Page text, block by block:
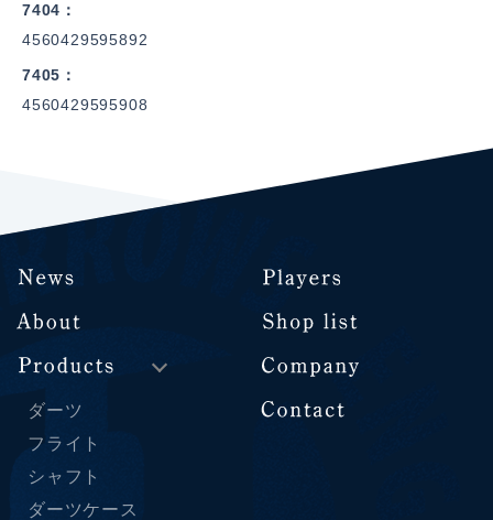
7404
4560429595892
7405
4560429595908
ダーツ
フライト
シャフト
ダーツケース